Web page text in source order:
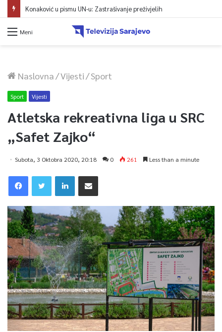
Konaković u pismu UN-u: Zastrašivanje preživjelih
Meni
Naslovna/Vijesti/Sport
Sport Vijesti
Atletska rekreativna liga u SRC
„Safet Zajko“
Subota, 3 Oktobra 2020, 20:18 0 261 Less than a minute